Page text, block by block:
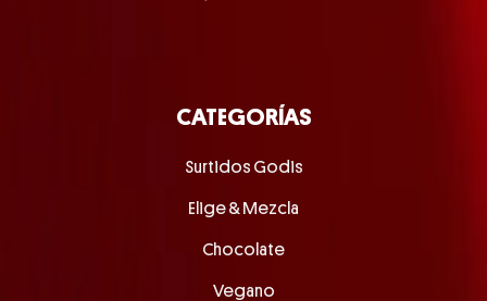
CATEGORÍAS
Surtidos Godis
Elige & Mezcla
Chocolate
Vegano